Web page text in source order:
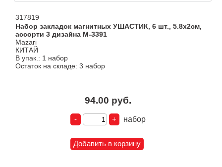
317819
Набор закладок магнитных УШАСТИК, 6 шт., 5.8х2см,
ассорти 3 дизайна M-3391
Mazari
КИТАЙ
В упак.: 1 набор
Остаток на складе: 3 набор
94.00 руб.
набор